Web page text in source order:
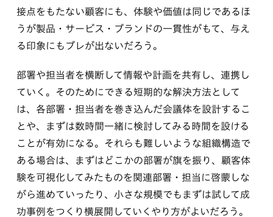
接点をもたない顧客にも、体験や価値は同じであるほ
うが製品・サービス・ブランドの一貫性がもて、与え
る印象にもブレが出ないだろう。
部署や担当者を横断して情報や計画を共有し、連携し
ていく。そのためにできる短期的な解決方法として
は、各部署・担当者を巻き込んだ会議体を設計するこ
とや、まずは数時間一緒に検討してみる時間を設ける
ことが有効になる。それらも難しいような組織構造で
ある場合は、まずはどこかの部署が旗を振り、顧客体
験を可視化してみたものを関連部署・担当に啓蒙しな
がら進めていったり、小さな規模でもまずは試して成
功事例をつくり横展開していくやり方がよいだろう。